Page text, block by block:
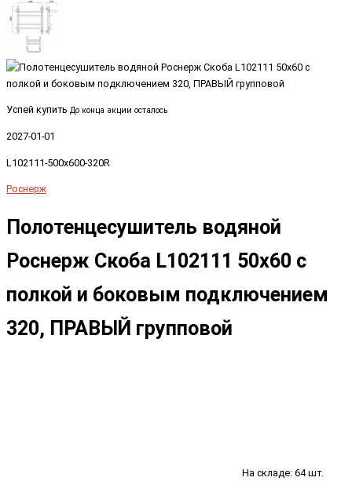
Успей купить До конца акции осталось
2027-01-01
L102111-500x600-320R
Роснерж
Полотенцесушитель водяной
Роснерж Скоба L102111 50x60 с
полкой и боковым подключением
320, ПРАВЫЙ групповой
На складе: 64 шт.